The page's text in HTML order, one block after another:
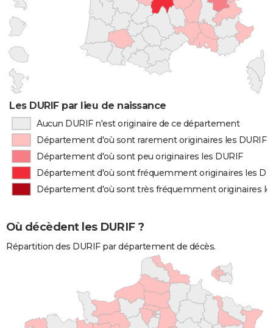
Les DURIF par lieu de naissance
Aucun DURIF n'est originaire de ce département
Département d'où sont rarement originaires les DURIF
Département d'où sont peu originaires les DURIF
Département d'où sont fréquemment originaires les
Département d'où sont très fréquemment originaires
Où décèdent les DURIF ?
Répartition des DURIF par département de décès.